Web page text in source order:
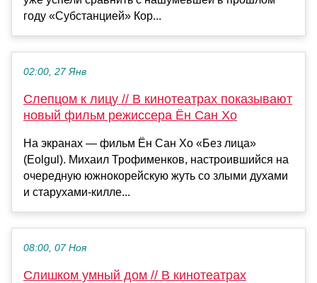
году «Субстанцией» Кор...
02:00, 27 Янв
Слепцом к лицу // В кинотеатрах показывают
новый фильм режиссера Ён Сан Хо
На экранах — фильм Ён Сан Хо «Без лица»
(Eolgul). Михаил Трофименков, настроившийся на
очередную южнокорейскую жуть со злыми духами
и старухами-килле...
08:00, 07 Ноя
Слишком умный дом // В кинотеатрах